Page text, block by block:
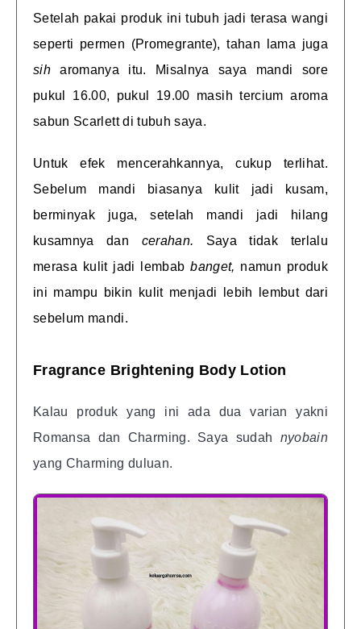
Setelah pakai produk ini tubuh jadi terasa wangi
seperti permen (Promegrante), tahan lama juga
siharomanya itu. Misalnya saya mandi sore
pukul 16.00, pukul 19.00 masih tercium aroma
sabun Scarlett di tubuh saya.
Untuk efek mencerahkannya, cukup terlihat.
Sebelum mandi biasanya kulit jadi kusam,
berminyak juga, setelah mandi jadi hilang
kusamnya dan cerahan. Saya tidak terlalu
merasa kulit jadi lembabbanget, namun produk
ini mampu bikin kulit menjadi lebih lembut dari
sebelum mandi.
Fragrance Brightening Body Lotion
Kalau produk yang ini ada dua varian yakni
Romansa dan Charming. Saya sudah nyobain
yang Charming duluan.